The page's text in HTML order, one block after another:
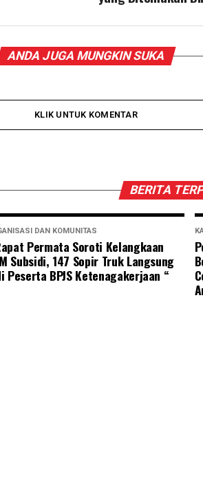
ANDA JUGA MUNGKIN SUKA
KLIK UNTUK KOMENTAR
BERITA
DAN KOMUNITAS
Permata Soroti Kelangkaan
Subsidi, 147 Sopir Truk Langsung
Peserta BPJS Ketenagakerjaan “